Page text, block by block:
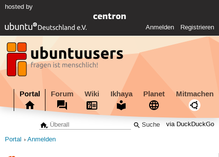
hosted by
Anmelden Registrieren
Portal Forum Wiki Ikhaya Planet Mitmachen
via DuckDuckGo
Portal Anmelden